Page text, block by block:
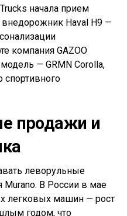
начала прием
внедорожник Haval H9 —
компания GAZOO
— GRMN Corolla,
спортивного
продажи и
леворульные
В России в мае
легковых машин — рост
годом, что